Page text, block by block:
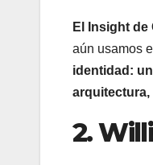
El Insight
aún usamos
identidad:
arquitectura,
2.